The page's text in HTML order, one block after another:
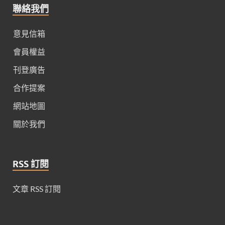
聯絡我們
意見信箱
會員權益
刊登廣告
合作提案
網站地圖
關於我們
RSS 訂閱
文章 RSS 訂閱